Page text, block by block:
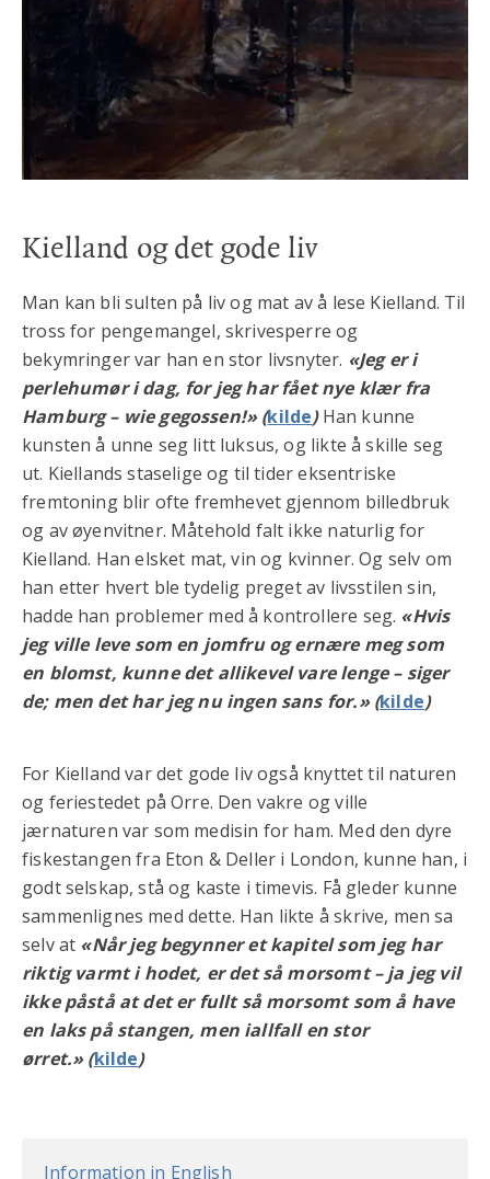
Kielland og det gode liv
Man kan bli sulten på liv og mat av å lese Kielland. Til
tross for pengemangel, skrivesperre og
bekymringer var han en stor livsnyter. «Jeg er i
perlehumør i dag, for jeg har fået nye klær fra
Hamburg – wie gegossen!» (kilde)Han kunne
kunsten å unne seg litt luksus, og likte å skille seg
ut. Kiellands staselige og til tider eksentriske
fremtoning blir ofte fremhevet gjennom billedbruk
og av øyenvitner. Måtehold falt ikke naturlig for
Kielland. Han elsket mat, vin og kvinner. Og selv om
han etter hvert ble tydelig preget av livsstilen sin,
hadde han problemer med å kontrollere seg. «Hvis
jeg ville leve som en jomfru og ernære meg som
en blomst, kunne det allikevel vare lenge – siger
de; men det har jeg nu ingen sans for.» (kilde)
For Kielland var det gode liv også knyttet til naturen
og feriestedet på Orre. Den vakre og ville
jærnaturen var som medisin for ham. Med den dyre
fiskestangen fra Eton & Deller i London, kunne han, i
godt selskap, stå og kaste i timevis. Få gleder kunne
sammenlignes med dette. Han likte å skrive, men sa
selv at «Når jeg begynner et kapitel som jeg har
riktig varmt i hodet, er det så morsomt – ja jeg vil
ikke påstå at det er fullt så morsomt som å have
en laks på stangen, men iallfall en stor
ørret.» (kilde)
Information in English